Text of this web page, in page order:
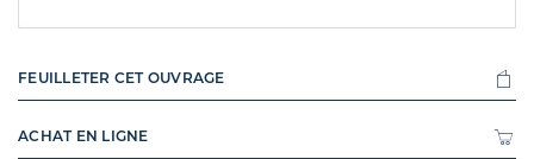
FEUILLETER CET OUVRAGE
ACHAT EN LIGNE